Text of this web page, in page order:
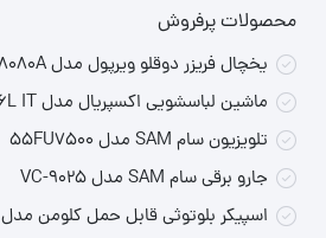
محصولات پرفروش
یخچال فریزر دوقلو ویرپول مدل AGR18080A
ماشین لباسشویی اکسپریال مدل XW 916L IT
تلویزیون سام SAM مدل 55FU7500
جارو برقی سام SAM مدل VC-9025
اسپیکر بلوتوثی قابل حمل کلومن مدل K-S165